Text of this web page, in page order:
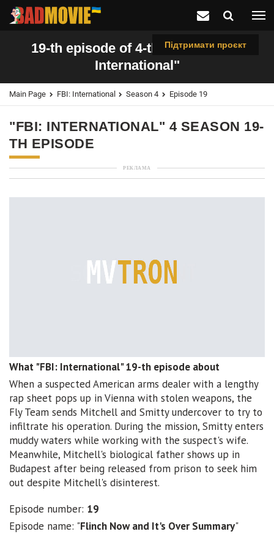
Підтримати проєкт
19-th episode of 4-th season "FBI:
International"
Main Page FBI: International Season 4 Episode 19
"FBI: INTERNATIONAL" 4 SEASON 19-
TH EPISODE
РЕКЛАМА
What "FBI: International" 19-th episode about
When a suspected American arms dealer with a lengthy
rap sheet pops up in Vienna with stolen weapons, the
Fly Team sends Mitchell and Smitty undercover to try to
infiltrate his operation. During the mission, Smitty enters
muddy waters while working with the suspect's wife.
Meanwhile, Mitchell's biological father shows up in
Budapest after being released from prison to seek him
out despite Mitchell's disinterest.
Episode number: 19
Episode name: "Flinch Now and It's Over Summary"